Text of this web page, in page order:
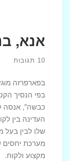
אנא,
10 תגובות
בפארפרזה
בפי הנסיך
כבשה", אנסה
העדינה בין
שלו לבין בעל
מערכת יחסים
מקצוע ולקוח.